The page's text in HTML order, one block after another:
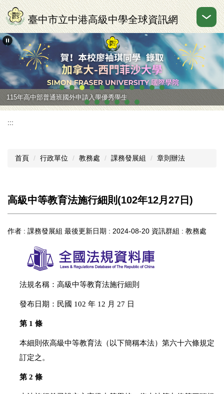
跳
到
主
要
區
臺中市立中港高級中學全球資訊網
115年高中部普通班國外申請入學優秀學生
:::
首頁 行政單位 教務處 課務發展組 章則辦法
高級中等教育法施行細則(102年12月27日)
作者 : 課務發展組 最後更新日期 : 2024-08-20 資訊群組 : 教務處
法規名稱：高級中等教育法施行細則
發布日期：民國 102 年 12 月 27 日
第 1 條
本細則依高級中等教育法（以下簡稱本法）第六十六條規定
訂定之。
第 2 條